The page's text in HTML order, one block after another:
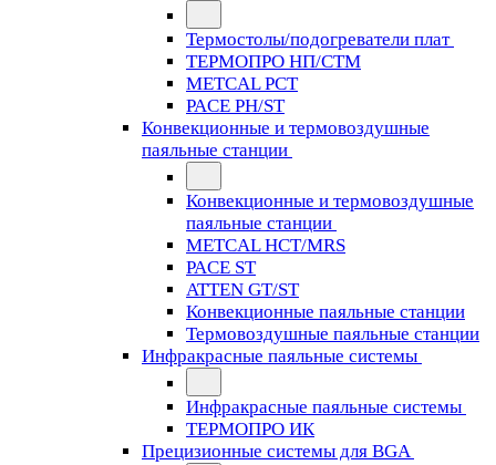
Термостолы/подогреватели плат
ТЕРМОПРО НП/СТМ
METCAL PCT
PACE PH/ST
Конвекционные и термовоздушные
паяльные станции
Конвекционные и термовоздушные
паяльные станции
METCAL HCT/MRS
PACE ST
ATTEN GT/ST
Конвекционные паяльные станции
Термовоздушные паяльные станции
Инфракрасные паяльные системы
Инфракрасные паяльные системы
ТЕРМОПРО ИК
Прецизионные системы для BGA